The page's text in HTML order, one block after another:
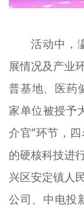
活动中，
展情况及产业
普基地、医药
家单位被授予
介官”环节，
的硬核科技进
兴区安定镇人
公司、中电投